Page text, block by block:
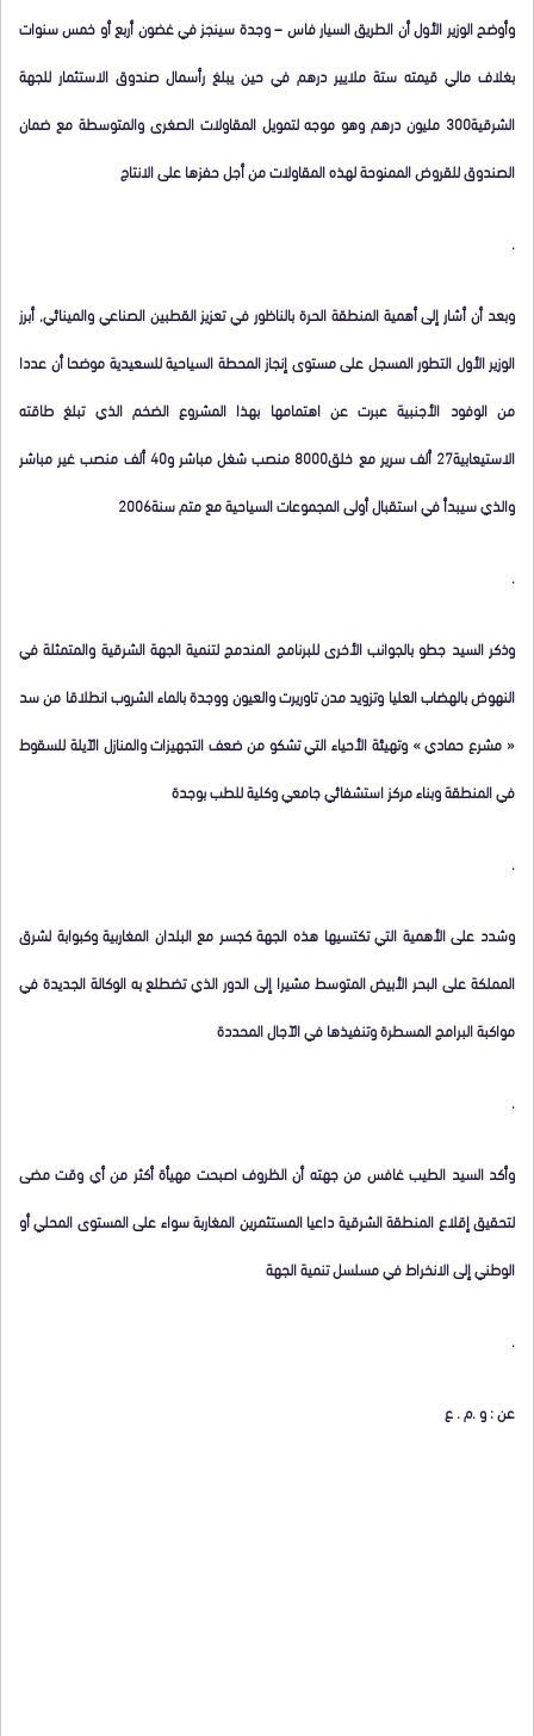
وأوضح الوزير الأول أن الطريق السيار فاس – وجدة سينجز في غضون أربع أو خمس سنوات
بغلاف مالي قيمته ستة ملايير درهم في حين يبلغ رأسمال صندوق الاستثمار للجهة
الشرقية300 مليون درهم وهو موجه لتمويل المقاولات الصغرى والمتوسطة مع ضمان
الصندوق للقروض الممنوحة لهذه المقاولات من أجل حفزها على الانتاج
.
وبعد أن أشار إلى أهمية المنطقة الحرة بالناظور في تعزيز القطبين الصناعي والمينائي, أبرز
الوزير الأول التطور المسجل على مستوى إنجاز المحطة السياحية للسعيدية موضحا أن عددا
من الوفود الأجنبية عبرت عن اهتمامها بهذا المشروع الضخم الذي تبلغ طاقته
الاستيعابية27 ألف سرير مع خلق8000 منصب شغل مباشر و40 ألف منصب غير مباشر
والذي سيبدأ في استقبال أولى المجموعات السياحية مع متم سنة2006
.
وذكر السيد جطو بالجوانب الأخرى للبرنامج المندمج لتنمية الجهة الشرقية والمتمثلة في
النهوض بالهضاب العليا وتزويد مدن تاوريرت والعيون ووجدة بالماء الشروب انطلاقا من سد
« مشرع حمادي » وتهيئة الأحياء التي تشكو من ضعف التجهيزات والمنازل الآيلة للسقوط
في المنطقة وبناء مركز استشفائي جامعي وكلية للطب بوجدة
.
وشدد على الأهمية التي تكتسيها هذه الجهة كجسر مع البلدان المغاربية وكبوابة لشرق
المملكة على البحر الأبيض المتوسط مشيرا إلى الدور الذي تضطلع به الوكالة الجديدة في
مواكبة البرامج المسطرة وتنفيذها في الآجال المحددة
.
وأكد السيد الطيب غافس من جهته أن الظروف اصبحت مهيأة أكثر من أي وقت مضى
لتحقيق إقلاع المنطقة الشرقية داعيا المستثمرين المغاربة سواء على المستوى المحلي أو
الوطني إلى الانخراط في مسلسل تنمية الجهة
.
عن : و .م . ع